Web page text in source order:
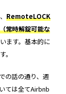
RemoteLOCK
常時解錠可能な
ます。基本的に
。
の話の通り、週
ては全てAirbnb